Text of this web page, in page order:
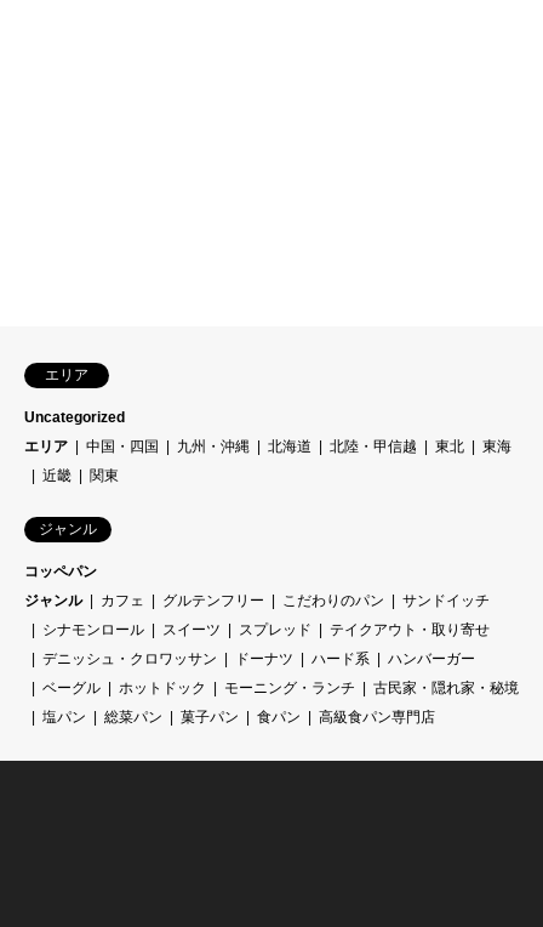
エリア
Uncategorized
エリア
中国・四国 九州・沖縄 北海道 北陸・甲信越 東北
東海
近畿
関東
ジャンル
コッペパン
ジャンル
カフェ グルテンフリー こだわりのパン
サンドイッチ
シナモンロール
スイーツ スプレッド
テイクアウト・取り寄せ
デニッシュ・クロワッサン
ドーナツ ハード系
ハンバーガー
ベーグル
ホットドック モーニング・ランチ
古民家・隠れ家・秘境
塩パン
総菜パン 菓子パン 食パン 高級食パン専門店